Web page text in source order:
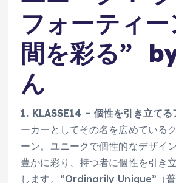
フォーティ
間を彩る”
ん
1. KLASSE14 – 個性を引き立てる
ーカーとしてその名を広めている
ーン。ユニークで個性的なデザイ
豊かに彩り、持つ者に個性を引き
します。”Ordinarily Unique”（